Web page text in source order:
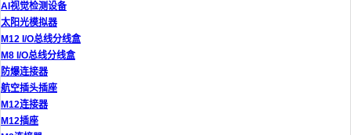
AI视觉检测设备
太阳光模拟器
M12 I/O总线分线盒
M8 I/O总线分线盒
防爆连接器
航空插头插座
M12连接器
M12插座